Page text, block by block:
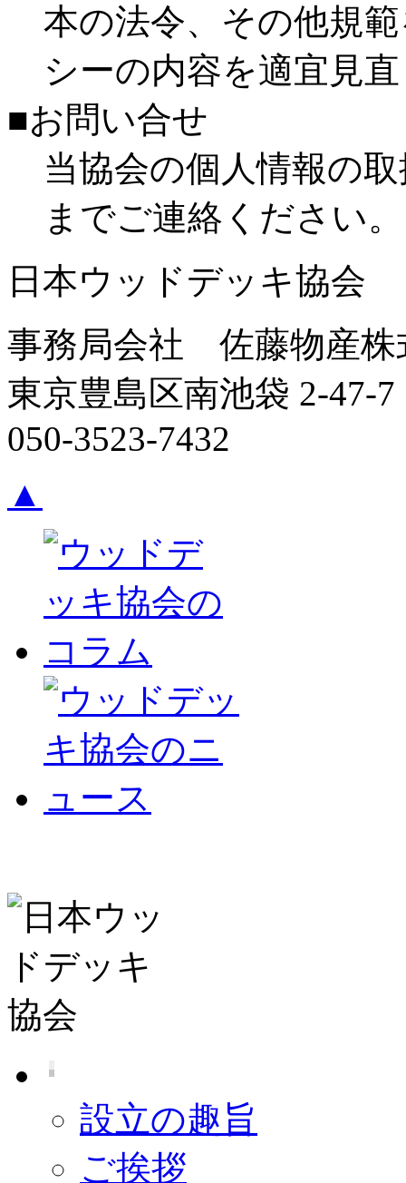
本の法令、その他規
シーの内容を適宜見
■お問い合せ
当協会の個人情報の
までご連絡ください。
日本ウッドデッキ協会
事務局会社 佐藤物産株
東京豊島区南池袋 2-47-7
050-3523-7432
▲
設立の趣旨
ご挨拶